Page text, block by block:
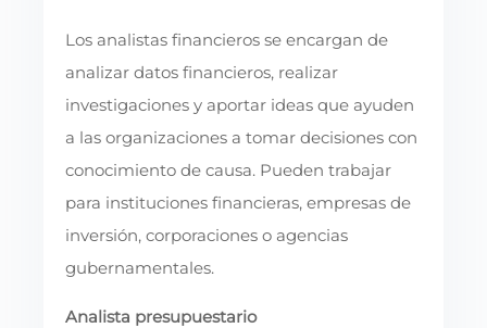
Los analistas financieros se encargan de
analizar datos financieros, realizar
investigaciones y aportar ideas que ayuden
a las organizaciones a tomar decisiones con
conocimiento de causa. Pueden trabajar
para instituciones financieras, empresas de
inversión, corporaciones o agencias
gubernamentales.
Analista presupuestario